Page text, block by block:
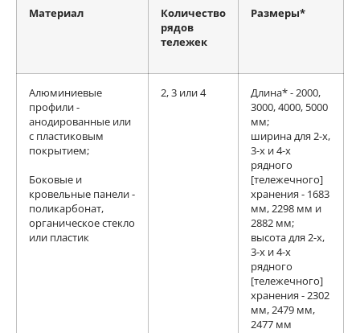
Материал
Количество
рядов
тележек
Размеры*
Алюминиевые
профили -
анодированные или
с пластиковым
покрытием;
Боковые и
кровельные панели -
поликарбонат,
органическое стекло
или пластик
2, 3 или 4
Длина* - 2000,
3000, 4000, 5000
мм;
ширина для 2-х,
3-х и 4-х
рядного
[тележечного]
хранения - 1683
мм, 2298 мм и
2882 мм;
высота для 2-х,
3-х и 4-х
рядного
[тележечного]
хранения - 2302
мм, 2479 мм,
2477 мм